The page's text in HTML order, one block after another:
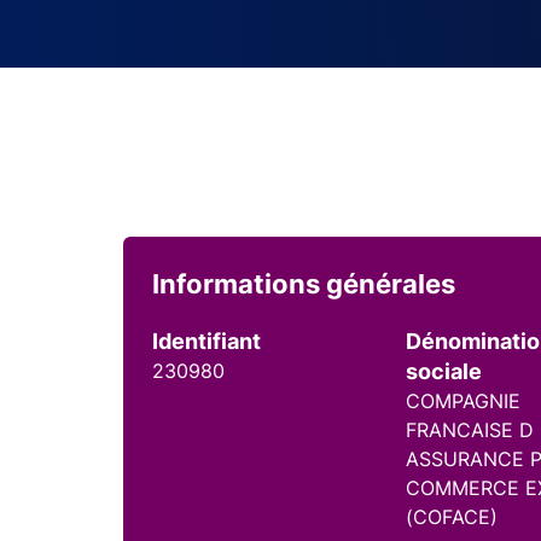
Informations générales
Identifiant
230980
sociale
COMPAGNIE
FRANCAISE D
ASSURANCE
COMMERCE
(COFACE)